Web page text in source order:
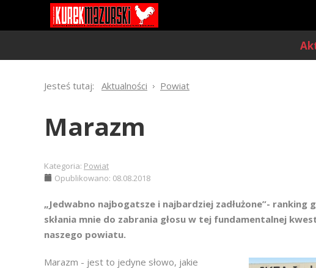
Jesteś tutaj: Aktualności Powiat
Marazm
Kategoria: Powiat
Opublikowano: 08.08.2018
„Jedwabno najbogatsze i najbardziej zadłużone”-
skłania mnie do zabrania głosu w tej fundamentalnej
naszego powiatu.
Marazm - jest to jedyne słowo, jakie